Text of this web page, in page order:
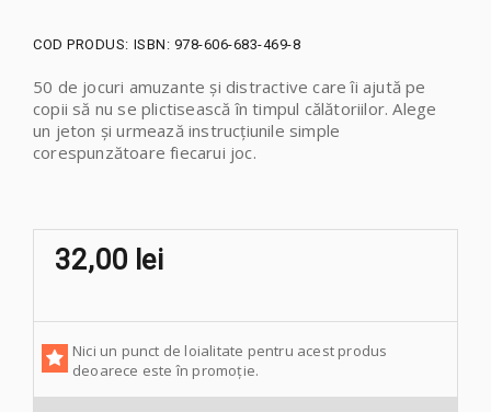
COD PRODUS: ISBN: 978-606-683-469-8
50 de jocuri amuzante și distractive care îi ajută pe
copii să nu se plictisească în timpul călătoriilor. Alege
un jeton și urmează instrucțiunile simple
corespunzătoare fiecarui joc.
32,00 lei
Nici un punct de loialitate pentru acest produs
deoarece este în promoție.